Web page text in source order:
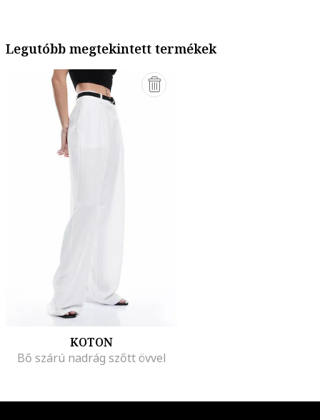
Legutóbb megtekintett termékek
KOTON
Bő szárú nadrág szőtt övvel